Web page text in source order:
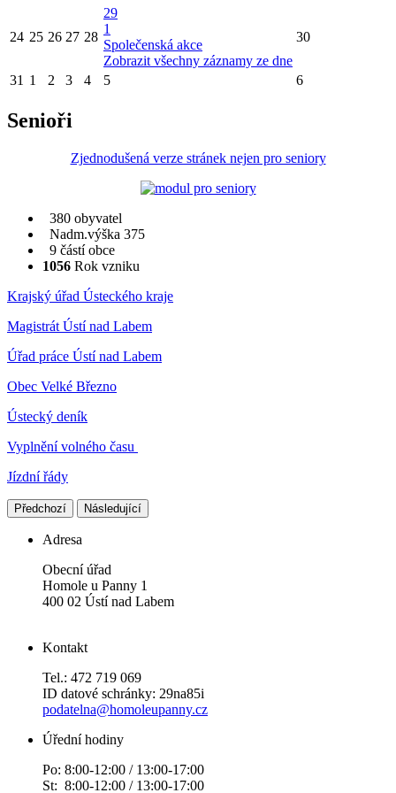
24 25 26 27 28
29
1
Společenská akce
Zobrazit všechny záznamy ze dne
30
31 1 2 3 4 5 6
Senioři
Zjednodušená verze stránek nejen pro seniory
380 obyvatel
Nadm.výška 375
9 částí obce
1056 Rok vzniku
Krajský úřad Ústeckého kraje
Magistrát Ústí nad Labem
Úřad práce Ústí nad Labem
Obec Velké Březno
Ústecký deník
Vyplnění volného času
Jízdní řády
Předchozí Následující
Adresa
Obecní úřad
Homole u Panny 1
400 02 Ústí nad Labem
Kontakt
Tel.: 472 719 069
ID datové schránky: 29na85i
podatelna@homoleupanny.cz
Úřední hodiny
Po: 8:00-12:00 / 13:00-17:00
St: 8:00-12:00 / 13:00-17:00